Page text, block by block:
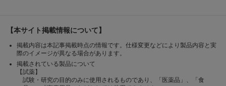
【本サイト掲載情報について】
掲載内容は本記事掲載時点の情報です。仕様変更などにより製品内容と実
際のイメージが異なる場合があります。
掲載されている製品について
【試薬】
試験・研究の目的のみに使用されるものであり、「医薬品」、「食